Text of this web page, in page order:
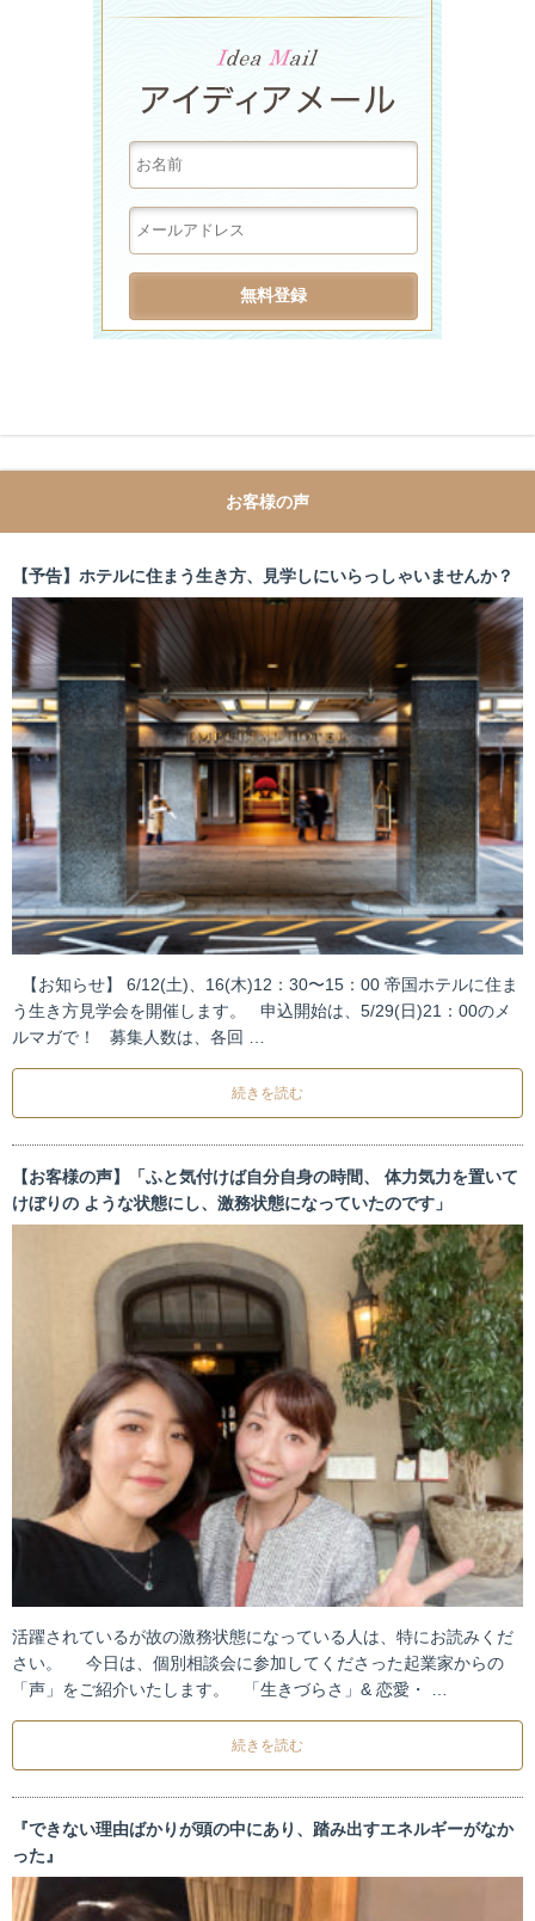
お客様の声
【予告】ホテルに住まう生き方、見学しにいらっしゃいませんか？
【お知らせ】 6/12(土)、16(木)12：30〜15：00 帝国ホテルに住ま
う生き方見学会を開催します。 申込開始は、5/29(日)21：00のメ
ルマガで！ 募集人数は、各回 …
続きを読む
【お客様の声】「ふと気付けば自分自身の時間、 体力気力を置いて
けぼりの ような状態にし、激務状態になっていたのです」
活躍されているが故の激務状態になっている人は、特にお読みくだ
さい。 今日は、個別相談会に参加してくださった起業家からの
「声」をご紹介いたします。 「生きづらさ」& 恋愛・ …
続きを読む
『できない理由ばかりが頭の中にあり、踏み出すエネルギーがなか
った』